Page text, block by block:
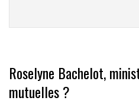
Roselyne Bachelot,
mutuelles ?